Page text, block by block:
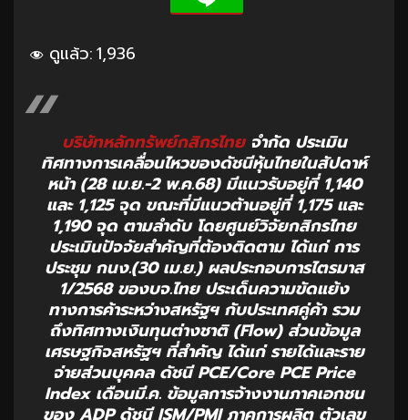
ดูแล้ว:1,936
บริษัทหลักทรัพย์กสิกรไทยจำกัด ประเมิน
ทิศทางการเคลื่อนไหวของดัชนีหุ้นไทยในสัปดาห์
หน้า (28 เม.ย.-2 พ.ค.68) มีแนวรับอยู่ที่ 1,140
และ 1,125 จุด ขณะที่มีแนวต้านอยู่ที่ 1,175 และ
1,190 จุด ตามลำดับ โดยศูนย์วิจัยกสิกรไทย
ประเมินปัจจัยสำคัญที่ต้องติดตาม ได้แก่ การ
ประชุม กนง.(30 เม.ย.) ผลประกอบการไตรมาส
1/2568 ของบจ.ไทย ประเด็นความขัดแย้ง
ทางการค้าระหว่างสหรัฐฯ กับประเทศคู่ค้า รวม
ถึงทิศทางเงินทุนต่างชาติ (Flow) ส่วนข้อมูล
เศรษฐกิจสหรัฐฯ ที่สำคัญ ได้แก่ รายได้และราย
จ่ายส่วนบุคคล ดัชนี PCE/Core PCE Price
Index เดือนมี.ค. ข้อมูลการจ้างงานภาคเอกชน
ของ ADP ดัชนี ISM/PMI ภาคการผลิต ตัวเลข